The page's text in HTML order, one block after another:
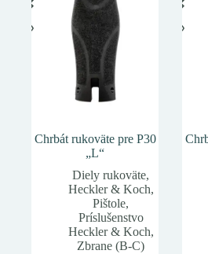
Chrbát rukoväte pre P30
„L“
Diely rukoväte,
Heckler & Koch,
Pištole,
Príslušenstvo
Heckler & Koch,
Zbrane (B-C)